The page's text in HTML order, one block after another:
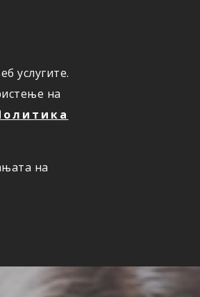
услугите.
на
на
ПРИЈАВИ ШТЕТА